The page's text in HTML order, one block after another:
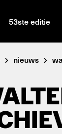
53ste editie
nieuws